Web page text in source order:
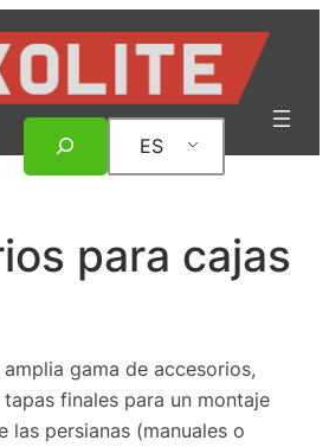
en
ES
para cajas
gama de accesorios,
finales para un montaje
las persianas (manuales o